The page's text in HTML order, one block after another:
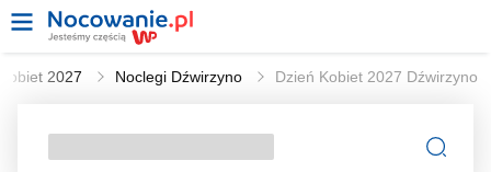
2027 Noclegi Dźwirzyno Dzień Kobiet 2027 Dźwirzyno